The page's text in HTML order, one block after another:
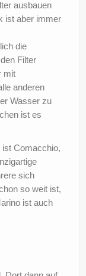
ausbauen
ist aber immer
die
Filter
mit
anderen
Wasser zu
ist es
Comacchio,
sich
so weit ist,
ist auch